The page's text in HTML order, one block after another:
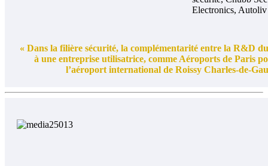
Electronics,
« Dans la filière sécurité, la complémentarité entre la R&D
à une entreprise utilisatrice, comme Aéroports de Paris
l’aéroport international de Roissy Charles-de-